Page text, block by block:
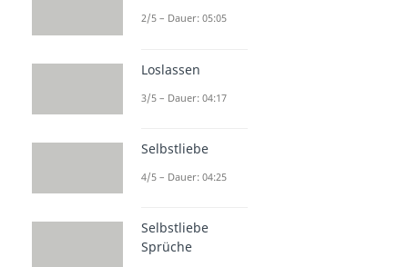
2/5 – Dauer: 05:05
Loslassen
3/5 – Dauer: 04:17
Selbstliebe
4/5 – Dauer: 04:25
Selbstliebe
Sprüche